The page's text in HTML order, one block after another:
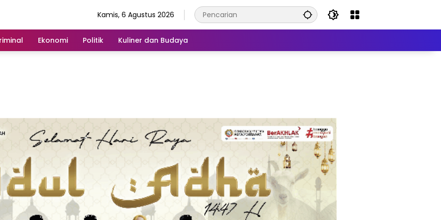
Kamis, 6 Agustus 2026
Ekonomi Politik Kuliner dan Budaya